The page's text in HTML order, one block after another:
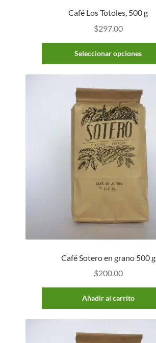
Café Los Totoles, 500 g
$297.00
Seleccionar opciones
Café Sotero en grano 500 g
$200.00
Añadir al carrito